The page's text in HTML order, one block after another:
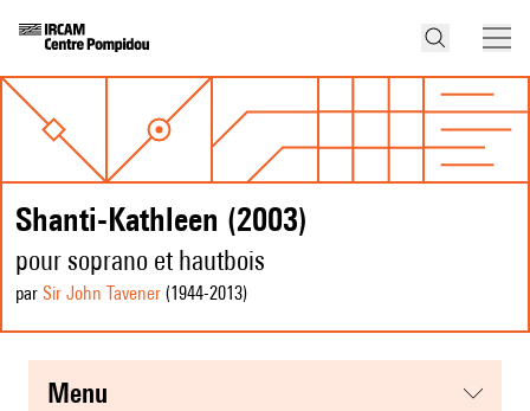
Shanti-Kathleen (2003)
pour soprano et hautbois
par Sir John Tavener (1944-2013)
menu